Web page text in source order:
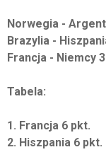
Norwegia -
Brazylia -
Francja - Niemcy
Tabela:
1. Francja 6 pkt.
2. Hiszpania 6 pkt.